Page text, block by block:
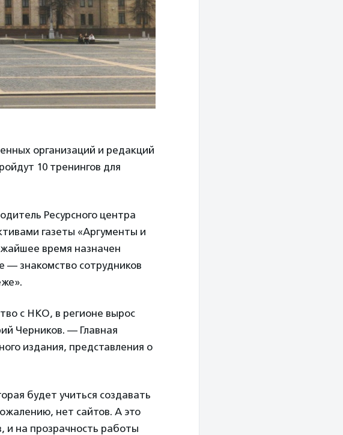
организаций и редакций
10 тренингов для
Ресурсного центра
газеты «Аргументы и
время назначен
— знакомство сотрудников
с НКО, в регионе вырос
Черников. — Главная
издания, представления о
будет учиться создавать
нет сайтов. А это
и на прозрачность работы